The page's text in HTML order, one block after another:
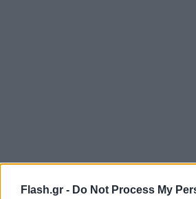
Flash.gr - Do Not Process My